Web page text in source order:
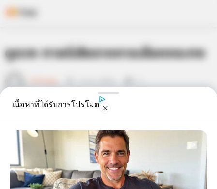
to
content
ดูดวง ทายนิสัยจากการเลือกกระทง
เนื้อหาที่ได้รับการโปรโมต